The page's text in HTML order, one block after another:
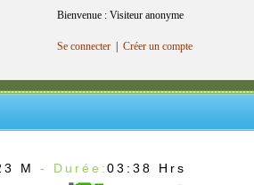
Bienvenue : Visiteur anonyme
Se connecter Créer un compte
M - Durée:03:38 Hrs